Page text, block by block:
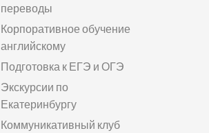
переводы
Корпоративное обучение
английскому
Подготовка к ЕГЭ и ОГЭ
Экскурсии по
Екатеринбургу
Коммуникативный клуб